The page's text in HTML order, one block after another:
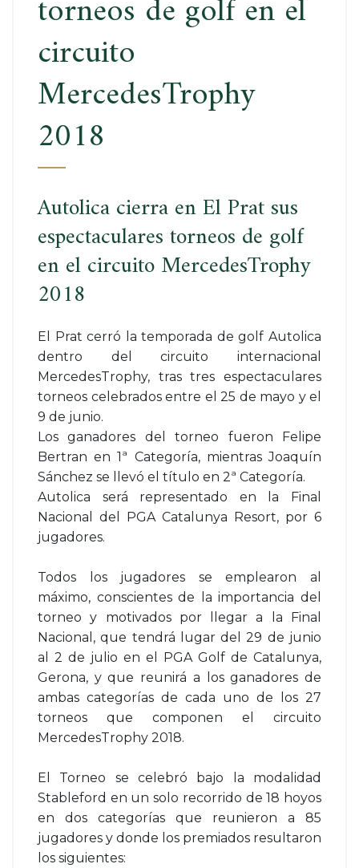
torneos de golf en el
circuito
MercedesTrophy
2018
Autolica cierra en El Prat sus
espectaculares torneos de golf
en el circuito MercedesTrophy
2018
El Prat cerró la temporada de golf Autolica
dentro del circuito internacional
MercedesTrophy, tras tres espectaculares
torneos celebrados entre el 25 de mayo y el
9 de junio.
Los ganadores del torneo fueron Felipe
Bertran en 1ª Categoría, mientras Joaquín
Sánchez se llevó el título en 2ª Categoría.
Autolica será representado en la Final
Nacional del PGA Catalunya Resort, por 6
jugadores.
Todos los jugadores se emplearon al
máximo, conscientes de la importancia del
torneo y motivados por llegar a la Final
Nacional, que tendrá lugar del 29 de junio
al 2 de julio en el PGA Golf de Catalunya,
Gerona, y que reunirá a los ganadores de
ambas categorías de cada uno de los 27
torneos que componen el circuito
MercedesTrophy 2018.
El Torneo se celebró bajo la modalidad
Stableford en un solo recorrido de 18 hoyos
en dos categorías que reunieron a 85
jugadores y donde los premiados resultaron
los siguientes: